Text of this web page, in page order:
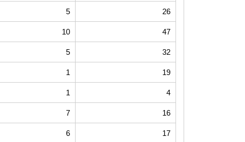
5 26
10 47
5 32
1 19
1 4
7 16
6 17